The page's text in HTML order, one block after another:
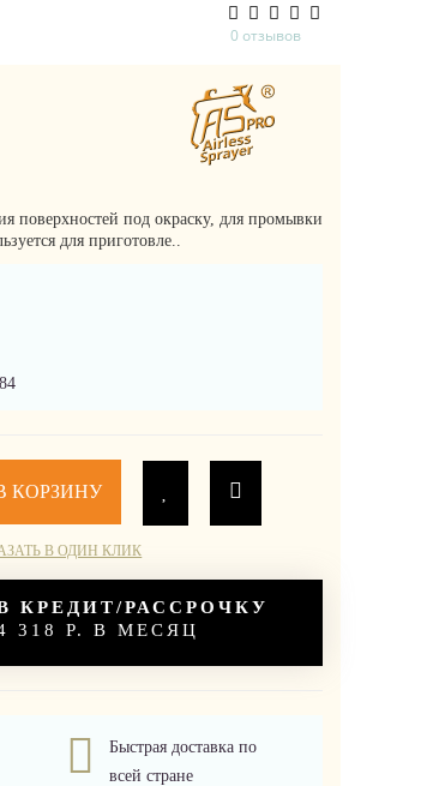
0 отзывов
поверхностей под окраску, для промывки
для приготовле..
КОРЗИНУ
В ОДИН КЛИК
КРЕДИТ/РАССРОЧКУ
318 Р. В МЕСЯЦ
Быстрая доставка по
всей стране